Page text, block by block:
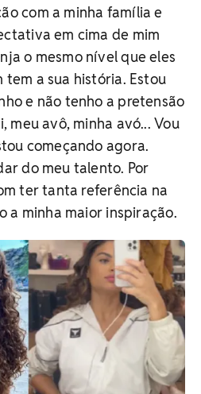
com a minha família e
em cima de mim
o mesmo nível que eles
tem a sua história. Estou
e não tenho a pretensão
meu avô, minha avó... Vou
começando agora.
do meu talento. Por
ter tanta referência na
a minha maior inspiração.